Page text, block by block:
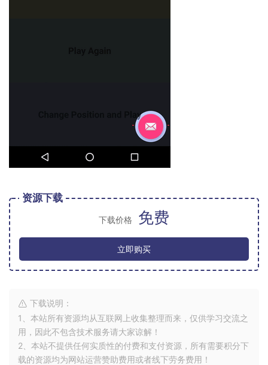
资源下载
下载价格 免费
立即购买
下载说明：
1、本站所有资源均从互联网上收集整理而来，仅供学习交流之
用，因此不包含技术服务请大家谅解！
2、本站不提供任何实质性的付费和支付资源，所有需要积分下
载的资源均为网站运营赞助费用或者线下劳务费用！